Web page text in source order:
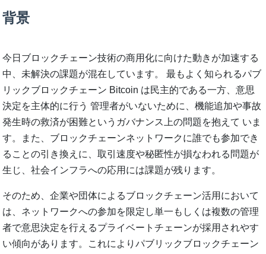
背景
今日ブロックチェーン技術の商用化に向けた動きが加速する
中、未解決の課題が混在しています。 最もよく知られるパブ
リックブロックチェーン Bitcoin は民主的である一方、意思
決定を主体的に行う 管理者がいないために、機能追加や事故
発生時の救済が困難というガバナンス上の問題を抱えて いま
す。また、ブロックチェーンネットワークに誰でも参加でき
ることの引き換えに、取引速度や秘匿性が損なわれる問題が
生じ、社会インフラへの応用には課題が残ります。
そのため、企業や団体によるブロックチェーン活用において
は、ネットワークへの参加を限定し単一もしくは複数の管理
者で意思決定を行えるプライベートチェーンが採用されやす
い傾向があります。これによりパブリックブロックチェーン